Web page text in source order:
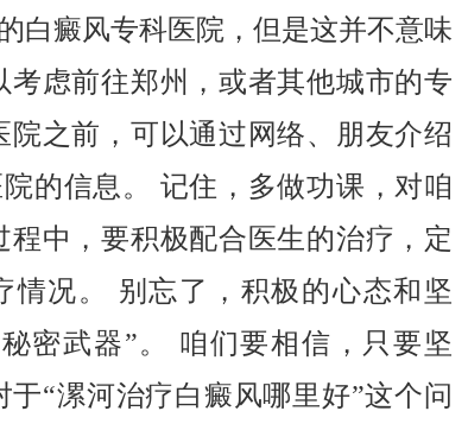
白癜风专科医院，但是这并不意味
虑前往郑州，或者其他城市的专
之前，可以通过网络、朋友介绍
的信息。 记住，多做功课，对咱
中，要积极配合医生的治疗，定
情况。 别忘了，积极的心态和坚
密武器”。 咱们要相信，只要坚
“漯河治疗白癜风哪里好”这个问